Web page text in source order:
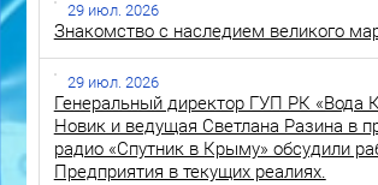
29 июл. 2026
Знакомство с наследием великого
29 июл. 2026
Генеральный директор ГУП РК
Новик и ведущая Светлана Разина в
радио «Спутник в Крыму» обсудили
Предприятия в текущих реалиях.